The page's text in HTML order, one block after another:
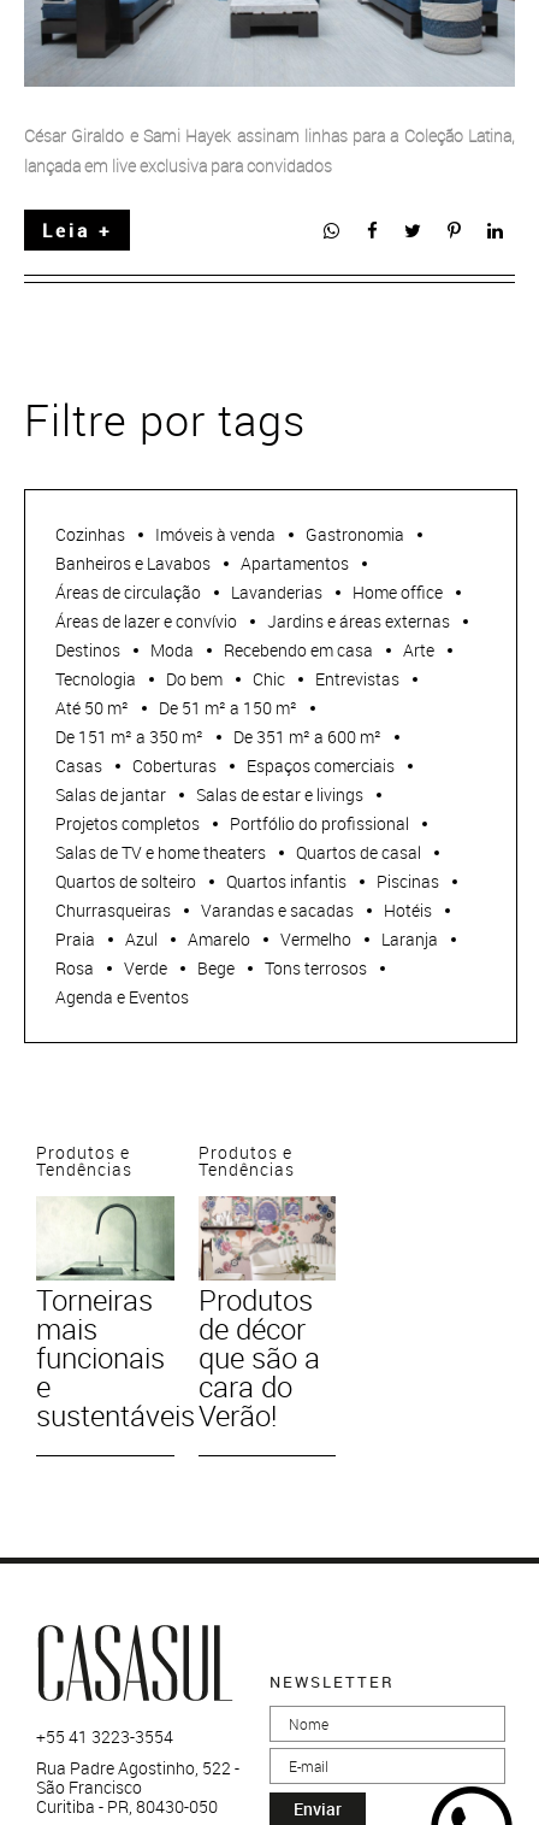
César Giraldo e Sami Hayek assinam linhas para a Coleção Latina,
lançada em live exclusiva para convidados
Leia +
Filtre por tags
Cozinhas Imóveis à venda
Gastronomia
Banheiros e Lavabos
Apartamentos
Áreas de circulação
Lavanderias
Home office
Áreas de lazer e convívio
Jardins e áreas externas
Destinos
Moda Recebendo em casa
Arte
Tecnologia
Do bem Chic
Entrevistas
Até 50 m²
De 51 m² a 150 m²
De 151 m² a 350 m²
De 351 m² a 600 m²
Casas
Coberturas
Espaços comerciais
Salas de jantar
Salas de estar e livings
Projetos completos
Portfólio do profissional
Salas de TV e home theaters
Quartos de casal
Quartos de solteiro
Quartos infantis
Piscinas
Churrasqueiras
Varandas e sacadas
Hotéis
Praia
Azul Amarelo Vermelho
Laranja
Rosa
Verde Bege
Tons terrosos
Agenda e Eventos
Produtos e
Tendências
Torneiras
mais
funcionais
e
sustentáveis
Produtos e
Tendências
Produtos
de décor
que são a
cara do
Verão!
+55 41 3223-3554
Rua Padre Agostinho, 522 -
São Francisco
Curitiba - PR, 80430-050
NEWSLETTER
Enviar